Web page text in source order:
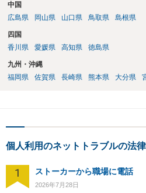
中国
広島県
岡山県 山口県 鳥取県 島根県
四国
香川県
愛媛県 高知県 徳島県
九州・沖縄
福岡県
佐賀県 長崎県 熊本県 大分県
個人利用のネットトラブルの法
1 ストーカーから職場に電話
2026年7月28日